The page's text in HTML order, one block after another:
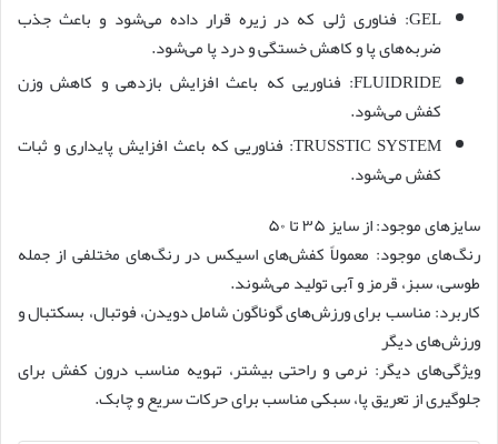
GEL: فناوری ژلی که در زیره قرار داده می‌شود و باعث جذب
ضربه‌های پا و کاهش خستگی و درد پا می‌شود.
FLUIDRIDE: فناوریی که باعث افزایش بازدهی و کاهش وزن
کفش می‌شود.
TRUSSTIC SYSTEM: فناوریی که باعث افزایش پایداری و ثبات
کفش می‌شود.
سایز‌های موجود: از سایز ۳۵ تا ۵۰
رنگ‌های موجود: معمولاً کفش‌های اسیکس در رنگ‌های مختلفی از جمله
طوسی، سبز، قرمز و آبی تولید می‌شوند.
کاربرد: مناسب برای ورزش‌های گوناگون شامل دویدن، فوتبال، بسکتبال و
ورزش‌های دیگر
ویژگی‌های دیگر: نرمی و راحتی بیشتر، تهویه مناسب درون کفش برای
جلوگیری از تعریق پا، سبکی مناسب برای حرکات سریع و چابک.